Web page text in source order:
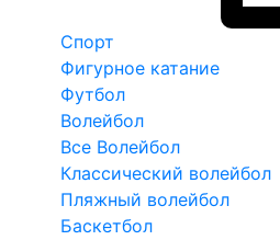
Спорт
Фигурное катание
Футбол
Волейбол
Все Волейбол
Классический волейбол
Пляжный волейбол
Баскетбол